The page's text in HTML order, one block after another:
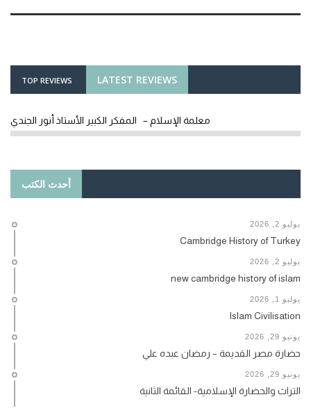
LATEST REVIEWS
TOP REVIEWS
معلمة الإسلام – المفكر الكبير الأستاذ أنور الجندي
أحدث الكتب
يوليو 2, 2026
Cambridge History of Turkey
يوليو 2, 2026
new cambridge history of islam
يوليو 1, 2026
Islam Civilisation
يونيو 29, 2026
حضارة مصر القديمة – رمضان عبده علي
يونيو 29, 2026
التراث والحضارة الإسلامية- القائمة الثانية